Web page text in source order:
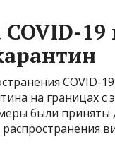
19
COVID-
на границах с
были приняты